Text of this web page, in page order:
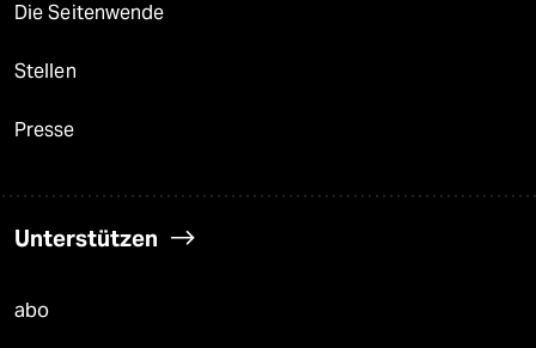
Die Seitenwende
Stellen
Presse
Unterstützen
abo